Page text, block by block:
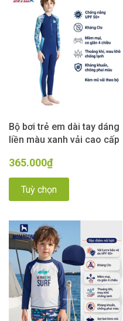
Bộ bơi trẻ em dài tay dáng
liền màu xanh vải cao cấp
UPF 50++ Dive & Sail
365.000₫
Tuỳ chọn